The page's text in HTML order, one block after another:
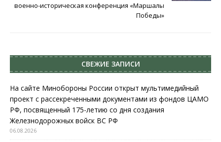
военно-историческая конференция «Маршалы
Победы»
СВЕЖИЕ ЗАПИСИ
На сайте Минобороны России открыт мультимедийный
проект с рассекреченными документами из фондов ЦАМО
РФ, посвященный 175-летию со дня создания
Железнодорожных войск ВС РФ
06.08.2026